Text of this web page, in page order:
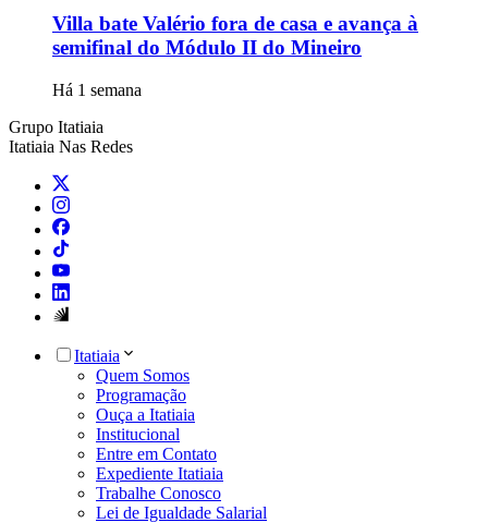
Villa bate Valério fora de casa e avança à
semifinal do Módulo II do Mineiro
Há 1 semana
Grupo Itatiaia
Itatiaia Nas Redes
Itatiaia
Quem Somos
Programação
Ouça a Itatiaia
Institucional
Entre em Contato
Expediente Itatiaia
Trabalhe Conosco
Lei de Igualdade Salarial